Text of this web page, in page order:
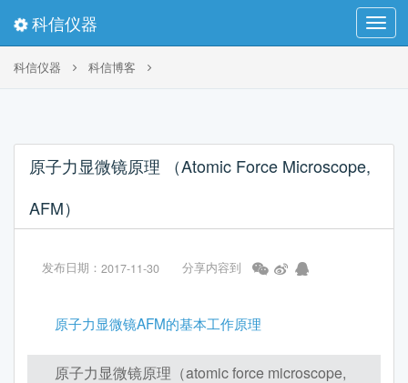
科信仪器
科信仪器 科信博客
原子力显微镜原理 （Atomic Force Microscope,
AFM）
发布日期： 2017-11-30 分享内容到
原子力显微镜AFM的基本工作原理
原子力显微镜原理（atomic force microscope,